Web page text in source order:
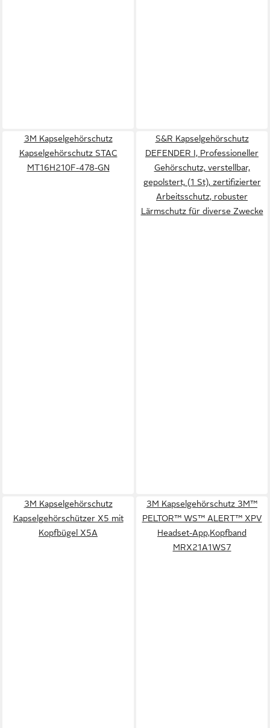
3M Kapselgehörschutz
Kapselgehörschutz STAC
MT16H210F-478-GN
S&R Kapselgehörschutz
DEFENDER I, Professioneller
Gehörschutz, verstellbar,
gepolstert, (1 St), zertifizierter
Arbeitsschutz, robuster
Lärmschutz für diverse Zwecke
3M Kapselgehörschutz
Kapselgehörschützer X5 mit
Kopfbügel X5A
3M Kapselgehörschutz 3M™
PELTOR™ WS™ ALERT™ XPV
Headset-App,Kopfband
MRX21A1WS7